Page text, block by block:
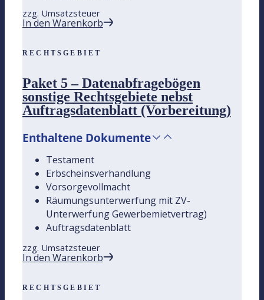
zzg. Umsatzsteuer
In den Warenkorb
RECHTSGEBIET
Paket 5 – Datenabfragebögen
sonstige Rechtsgebiete nebst
Auftragsdatenblatt (Vorbereitung)
Enthaltene Dokumente
Testament
Erbscheinsverhandlung
Vorsorgevollmacht
Räumungsunterwerfung mit ZV-
Unterwerfung Gewerbemietvertrag)
Auftragsdatenblatt
zzg. Umsatzsteuer
In den Warenkorb
RECHTSGEBIET